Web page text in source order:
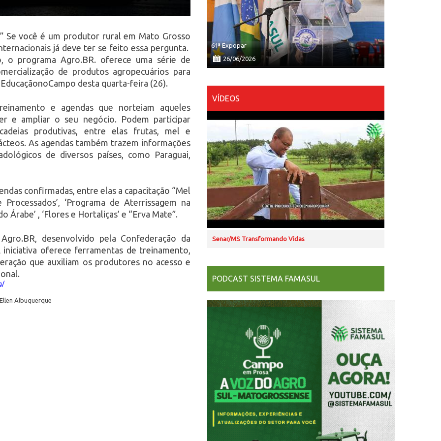
61ª Expopar
26/06/2026
VÍDEOS
Senar/MS Transformando Vidas
PODCAST SISTEMA FAMASUL
Se você é um produtor rural em Mato Grosso
já deve ter se feito essa pergunta.
o programa Agro.BR. oferece uma série de
de produtos agropecuários para
desta quarta-feira (26).
e agendas que norteiam aqueles
e ampliar o seu negócio. Podem participar
produtivas, entre elas frutas, mel e
As agendas também trazem informações
de diversos países, como Paraguai,
confirmadas, entre elas a capacitação “Mel
‘Programa de Aterrissagem na
Árabe’ , ‘Flores e Hortaliças’ e “Erva Mate”.
desenvolvido pela Confederação da
oferece ferramentas de treinamento,
que auxiliam os produtores no acesso e
Albuquerque